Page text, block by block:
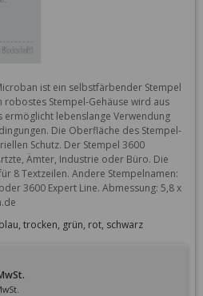
ist ein selbstfärbender Stempel
robostes Stempel-Gehäuse wird aus
ermöglicht lebenslange Verwendung
Die Oberfläche des Stempel-
Schutz. Der Stempel 3600
Ämter, Industrie oder Büro. Die
8 Textzeilen. Andere Stempelnamen:
3600 Expert Line. Abmessung: 5,8 x
trocken, grün, rot, schwarz